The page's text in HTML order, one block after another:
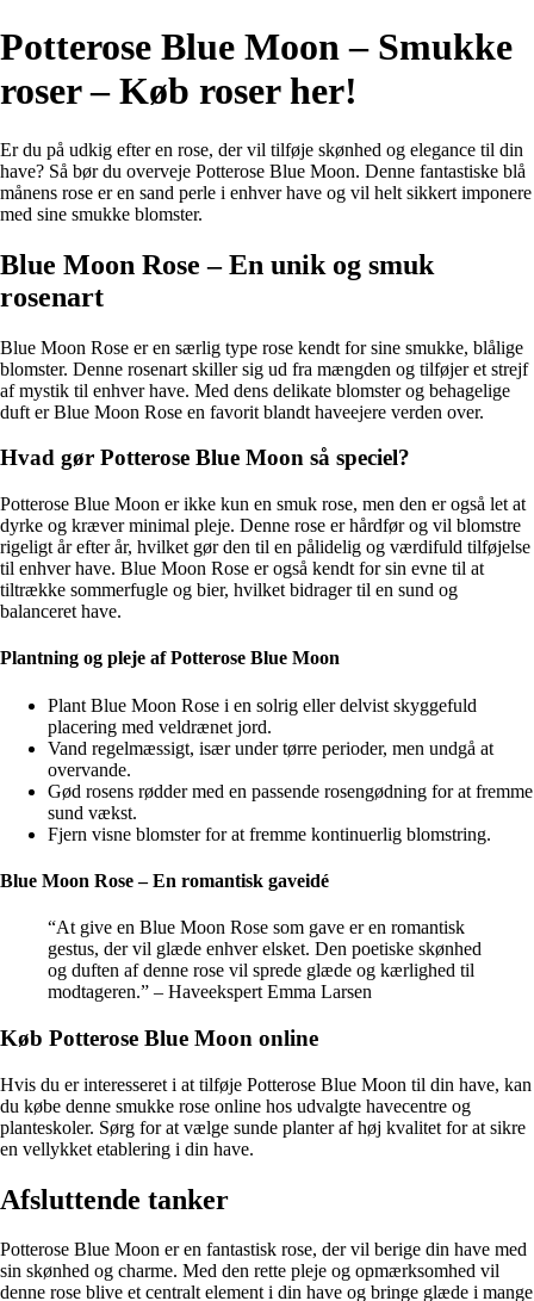
Potterose Blue Moon – Smukke
roser – Køb roser her!
Er du på udkig efter en rose, der vil tilføje skønhed og elegance til din
have? Så bør du overveje Potterose Blue Moon. Denne fantastiske blå
månens rose er en sand perle i enhver have og vil helt sikkert imponere
med sine smukke blomster.
Blue Moon Rose – En unik og smuk
rosenart
Blue Moon Rose er en særlig type rose kendt for sine smukke, blålige
blomster. Denne rosenart skiller sig ud fra mængden og tilføjer et strejf
af mystik til enhver have. Med dens delikate blomster og behagelige
duft er Blue Moon Rose en favorit blandt haveejere verden over.
Hvad gør Potterose Blue Moon så speciel?
Potterose Blue Moon er ikke kun en smuk rose, men den er også let at
dyrke og kræver minimal pleje. Denne rose er hårdfør og vil blomstre
rigeligt år efter år, hvilket gør den til en pålidelig og værdifuld tilføjelse
til enhver have. Blue Moon Rose er også kendt for sin evne til at
tiltrække sommerfugle og bier, hvilket bidrager til en sund og
balanceret have.
Plantning og pleje af Potterose Blue Moon
Plant Blue Moon Rose i en solrig eller delvist skyggefuld
placering med veldrænet jord.
Vand regelmæssigt, især under tørre perioder, men undgå at
overvande.
Gød rosens rødder med en passende rosengødning for at fremme
sund vækst.
Fjern visne blomster for at fremme kontinuerlig blomstring.
Blue Moon Rose – En romantisk gaveidé
“At give en Blue Moon Rose som gave er en romantisk
gestus, der vil glæde enhver elsket. Den poetiske skønhed
og duften af denne rose vil sprede glæde og kærlighed til
modtageren.” – Haveekspert Emma Larsen
Køb Potterose Blue Moon online
Hvis du er interesseret i at tilføje Potterose Blue Moon til din have, kan
du købe denne smukke rose online hos udvalgte havecentre og
planteskoler. Sørg for at vælge sunde planter af høj kvalitet for at sikre
en vellykket etablering i din have.
Afsluttende tanker
Potterose Blue Moon er en fantastisk rose, der vil berige din have med
sin skønhed og charme. Med den rette pleje og opmærksomhed vil
denne rose blive et centralt element i din have og bringe glæde i mange